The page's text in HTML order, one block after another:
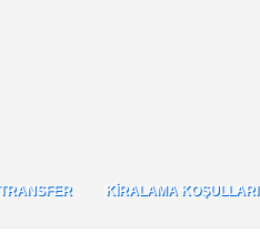
TRANSFER
TRANSFER KİRALAMA KOŞULLARI
KİRALAMA KOŞULLARI